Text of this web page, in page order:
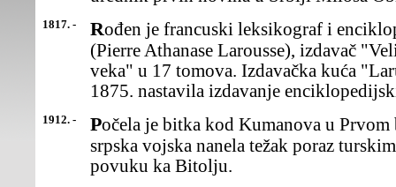
1817. - Rođen je francuski leksikograf i enciklopedista Pjer Atanaz Larus
(Pierre Athanase Larousse), izdavač
veka" u 17 tomova. Izdavačka kuća
1875. nastavila izdavanje
1912. - Počela je bitka kod Kumanova u Prvom balkanskom ratu u kojoj je
srpska vojska nanela težak poraz
povuku ka Bitolju.